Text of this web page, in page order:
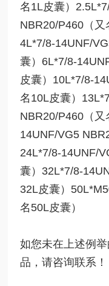
名1L皮囊）
NBR20/P460（又
4L*7/8-14UNF/
囊）6L*7/8-
皮囊）10L*7/8-
名10L皮囊）
NBR20/P460（
14UNF/VG5
24L*7/8-14UNF/
囊）32L*7/8-
32L皮囊）
名50L皮囊）
如您未在上述例
品，请咨询联系！